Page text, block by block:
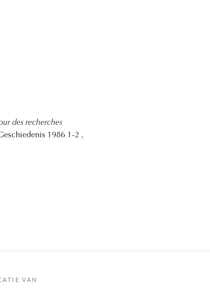
des recherches
1986 1-2 ,
VAN